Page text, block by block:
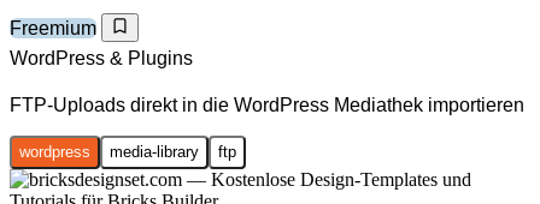
Freemium
WordPress & Plugins
FTP-Uploads direkt in die WordPress Mediathek importieren
wordpress media-library ftp